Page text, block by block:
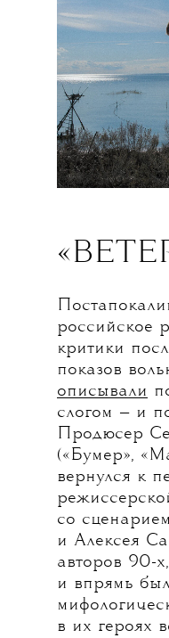
российское
критики
показов
описывали
слогом — и
Продюсер
(«Бумер»,
вернулся к
со
и Алексея
авторов 90-
и впрямь
в их героях